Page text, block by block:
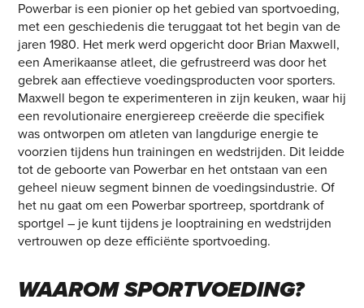
Powerbar is een pionier op het gebied van sportvoeding,
met een geschiedenis die teruggaat tot het begin van de
jaren 1980. Het merk werd opgericht door Brian Maxwell,
een Amerikaanse atleet, die gefrustreerd was door het
gebrek aan effectieve voedingsproducten voor sporters.
Maxwell begon te experimenteren in zijn keuken, waar hij
een revolutionaire energiereep creëerde die specifiek
was ontworpen om atleten van langdurige energie te
voorzien tijdens hun trainingen en wedstrijden. Dit leidde
tot de geboorte van Powerbar en het ontstaan van een
geheel nieuw segment binnen de voedingsindustrie. Of
het nu gaat om een Powerbar sportreep, sportdrank of
sportgel – je kunt tijdens je looptraining en wedstrijden
vertrouwen op deze efficiënte sportvoeding.
WAAROM SPORTVOEDING?